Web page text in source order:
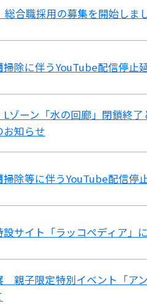
合職採用の募集を開始しま
掃除に伴うYouTube配信停止
Lゾーン「水の回廊」閉鎖終
お知らせ
掃除等に伴うYouTube配信停
設サイト「ラッコペディア」
親子限定特別イベント「ア